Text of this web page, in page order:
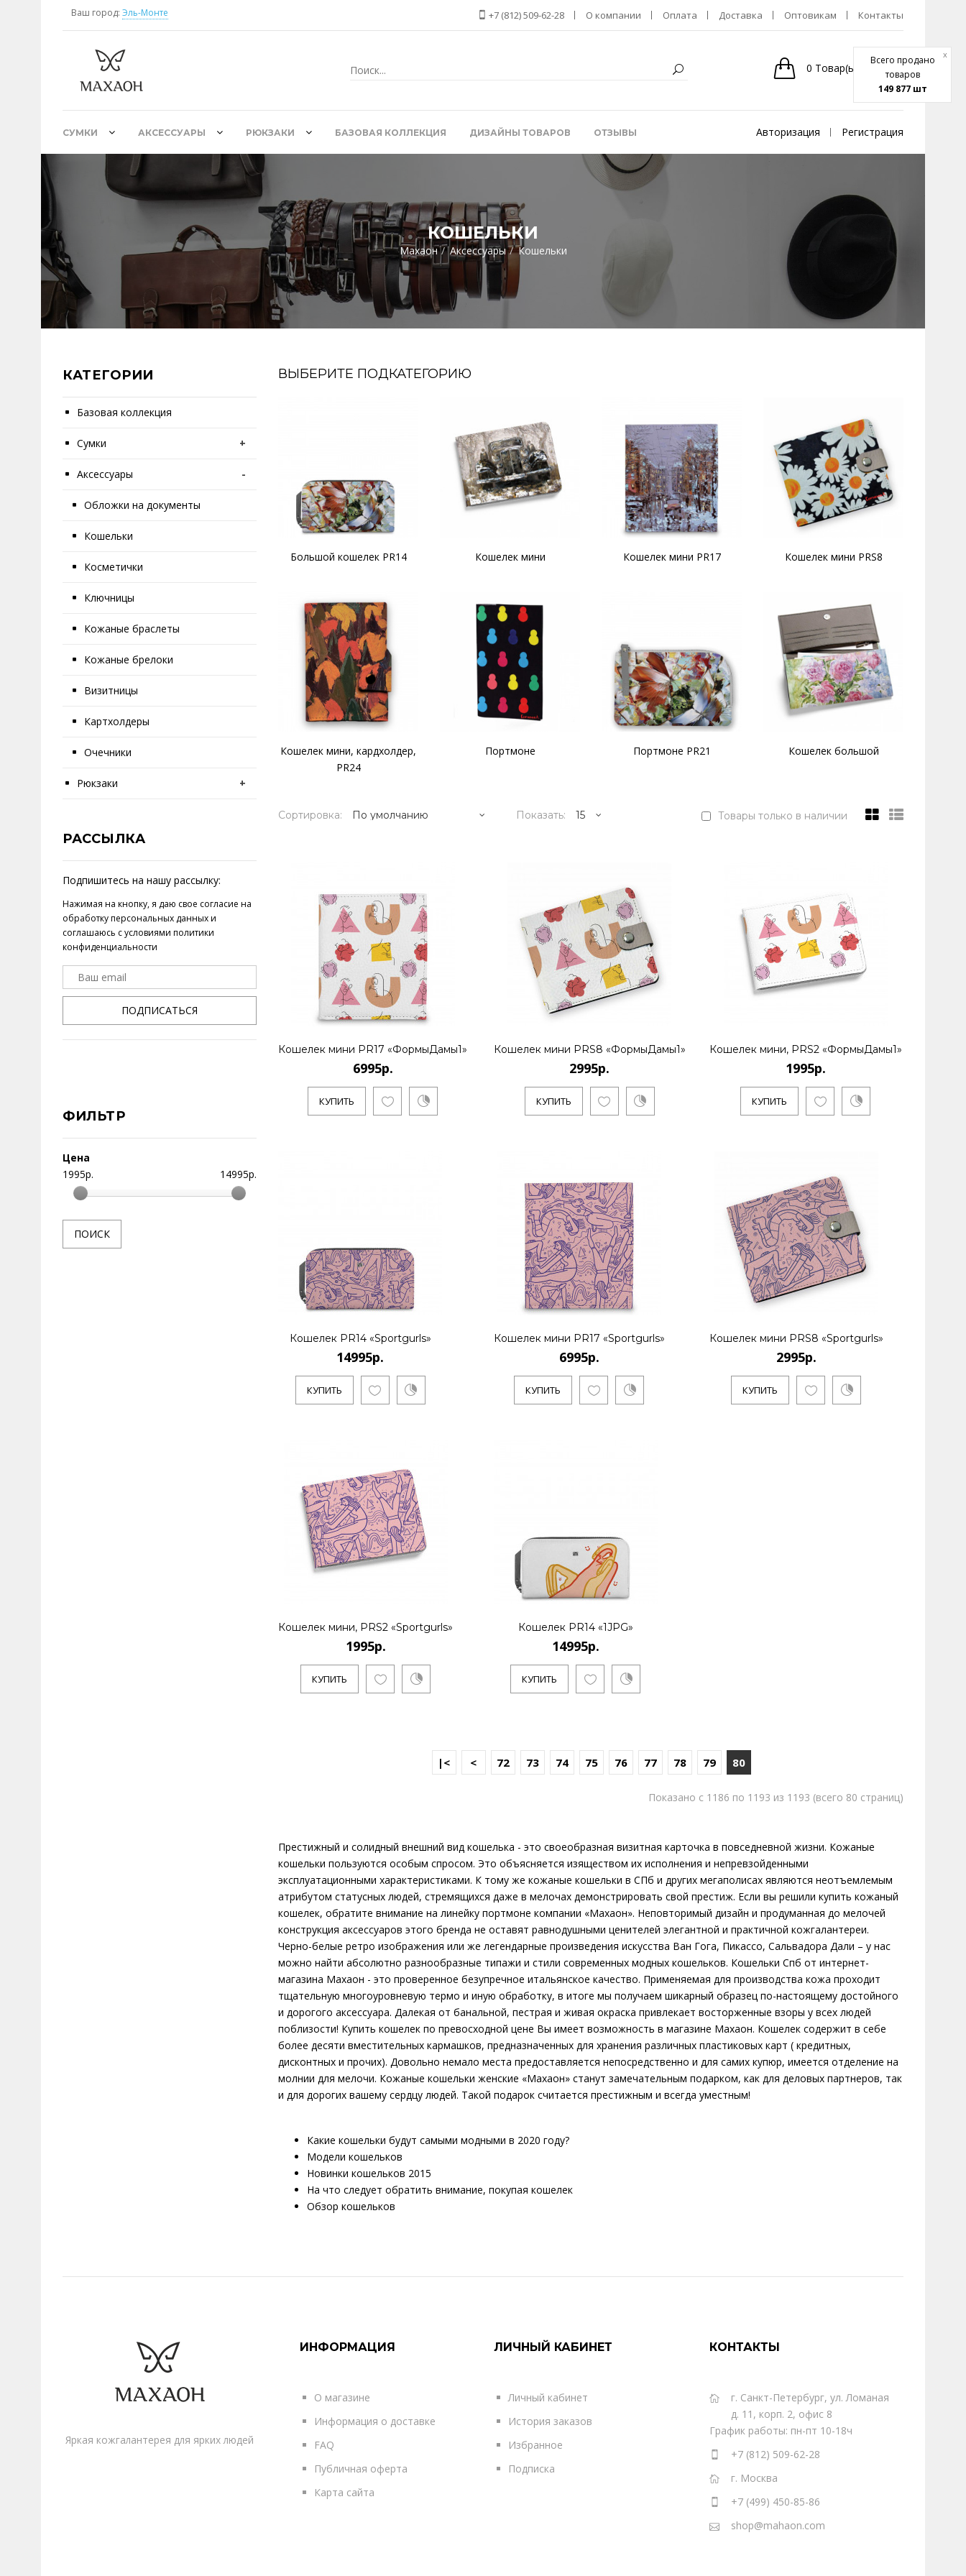
Всего продано
товаров
149 877 шт
x
Ваш город: Эль-Монте +7 (812) 509-62-28 О компании Оплата Доставка Оптовикам Контакты
0 Товар(ы) 0р.
СУМКИ АКСЕССУАРЫ РЮКЗАКИ БАЗОВАЯ КОЛЛЕКЦИЯ ДИЗАЙНЫ ТОВАРОВ ОТЗЫВЫ Авторизация Регистрация
КОШЕЛЬКИ
Махаон Аксессуары Кошельки
КАТЕГОРИИ
Базовая коллекция
Сумки +
Аксессуары -
Обложки на документы
Кошельки
Косметички
Ключницы
Кожаные браслеты
Кожаные брелоки
Визитницы
Картхолдеры
Очечники
Рюкзаки +
РАССЫЛКА
Подпишитесь на нашу рассылку:
Нажимая на кнопку, я даю свое согласие на
обработку персональных данныхи
соглашаюсь с условиями политики
конфиденциальности
ПОДПИСАТЬСЯ
ФИЛЬТР
Цена
1995р. 14995р.
ПОИСК
ВЫБЕРИТЕ ПОДКАТЕГОРИЮ
Большой кошелек PR14 Кошелек мини Кошелек мини PR17 Кошелек мини PRS8
Кошелек мини, кардхолдер,
PR24
Портмоне Портмоне PR21 Кошелек большой
Товары только в наличии
Сортировка: Показать:
КУПИТЬ
1995р.
КУПИТЬ
..
КУПИТЬ
1995р.
..
Кошелек мини PR17 «ФормыДамы1»
6995р.
КУПИТЬ
Кошелек мини PRS8 «ФормыДамы1»
2995р.
КУПИТЬ
Кошелек мини, PRS2 «ФормыДамы1»
1995р.
КУПИТЬ
Кошелек PR14 «Sportgurls»
14995р.
КУПИТЬ
Кошелек мини PR17 «Sportgurls»
6995р.
КУПИТЬ
Кошелек мини PRS8 «Sportgurls»
2995р.
КУПИТЬ
Кошелек мини, PRS2 «Sportgurls»
1995р.
КУПИТЬ
Кошелек PR14 «1JPG»
14995р.
КУПИТЬ
|< < 72 73 74 75 76 77 78 79 80
Показано с 1186 по 1193 из 1193 (всего 80 страниц)
Престижный и солидный внешний вид кошелька - это своеобразная визитная карточка в повседневной жизни. Кожаные
кошельки пользуются особым спросом. Это объясняется изяществом их исполнения и непревзойденными
эксплуатационными характеристиками. К тому же кожаные кошельки в СПб и других мегаполисах являются неотъемлемым
атрибутом статусных людей, стремящихся даже в мелочах демонстрировать свой престиж. Если вы решили купить кожаный
кошелек, обратите внимание на линейку портмоне компании «Махаон». Неповторимый дизайн и продуманная до мелочей
конструкция аксессуаров этого бренда не оставят равнодушными ценителей элегантной и практичной кожгалантереи.
Черно-белые ретро изображения или же легендарные произведения искусства Ван Гога, Пикассо, Сальвадора Дали – у нас
можно найти абсолютно разнообразные типажи и стили современных модных кошельков. Кошельки Спб от интернет-
магазина Махаон - это проверенное безупречное итальянское качество. Применяемая для производства кожа проходит
тщательную многоуровневую термо и иную обработку, в итоге мы получаем шикарный образец по-настоящему достойного
и дорогого аксессуара. Далекая от банальной, пестрая и живая окраска привлекает восторженные взоры у всех людей
поблизости! Купить кошелек по превосходной цене Вы имеет возможность в магазине Махаон. Кошелек содержит в себе
более десяти вместительных кармашков, предназначенных для хранения различных пластиковых карт ( кредитных,
дисконтных и прочих). Довольно немало места предоставляется непосредственно и для самих купюр, имеется отделение на
молнии для мелочи. Кожаные кошельки женские «Махаон» станут замечательным подарком, как для деловых партнеров, так
и для дорогих вашему сердцу людей. Такой подарок считается престижным и всегда уместным!
Какие кошельки будут самыми модными в 2020 году?
Модели кошельков
Новинки кошельков 2015
На что следует обратить внимание, покупая кошелек
Обзор кошельков
Яркая кожгалантерея для ярких людей
ИНФОРМАЦИЯ
О магазине
Информация о доставке
FAQ
Публичная оферта
Карта сайта
ЛИЧНЫЙ КАБИНЕТ
Личный кабинет
История заказов
Избранное
Подписка
КОНТАКТЫ
г. Санкт-Петербург, ул. Ломаная
д. 11, корп. 2, офис 8
График работы: пн-пт 10-18ч
+7 (812) 509-62-28
г. Москва
+7 (499) 450-85-86
shop@mahaon.com